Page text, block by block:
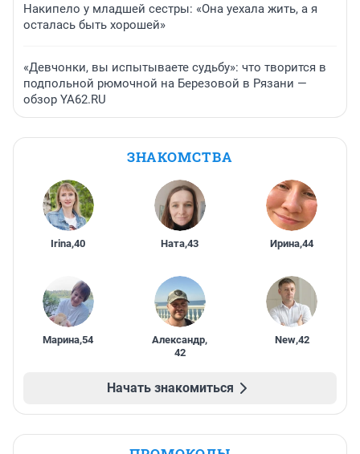
Накипело у младшей сестры: «Она уехала жить, а я
осталась быть хорошей»
«Девчонки, вы испытываете судьбу»: что творится в
подпольной рюмочной на Березовой в Рязани —
обзор YA62.RU
ЗНАКОМСТВА
Irina,40 Ната,43 Ирина,44
Марина,54 Александр,
42
New,42
Начать знакомиться